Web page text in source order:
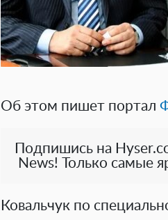
Об этом пишет портал
Подпишись на
News! Только самые
Ковальчук по